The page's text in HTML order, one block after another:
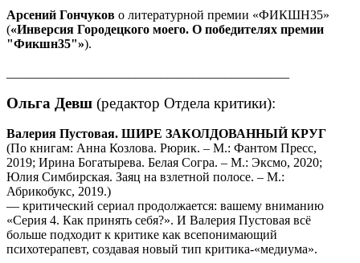
Арсений Гончуков о литературной премии «ФИКШН35»
(«Инверсия Городецкого моего. О победителях премии
"Фикшн35"»).
Ольга Девш (редактор Отдела критики):
Валерия Пустовая. ШИРЕ ЗАКОЛДОВАННЫЙ КРУГ
(По книгам: Анна Козлова. Рюрик. – М.: Фантом Пресс,
2019; Ирина Богатырева. Белая Согра. – М.: Эксмо, 2020;
Юлия Симбирская. Заяц на взлетной полосе. – М.:
Абрикобукс, 2019.)
— критический сериал продолжается: вашему вниманию
«Серия 4. Как принять себя?». И Валерия Пустовая всё
больше подходит к критике как всепонимающий
психотерапевт, создавая новый тип критика-«медиума».